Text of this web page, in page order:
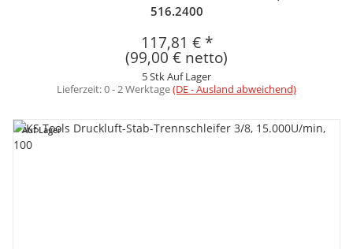
516.2400
117,81 € *
(99,00 € netto)
5 Stk Auf Lager
Lieferzeit:0 - 2 Werktage(DE - Ausland abweichend)
Auf Lager